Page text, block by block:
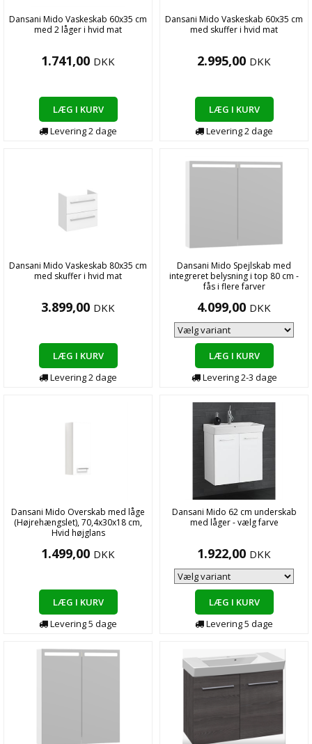
Dansani Mido Vaskeskab 60x35 cm
med 2 låger i hvid mat
1.741,00 DKK
LÆG I KURV
Levering2dage
Dansani Mido Vaskeskab 60x35 cm
med skuffer i hvid mat
2.995,00 DKK
LÆG I KURV
Levering2dage
Dansani Mido Vaskeskab 80x35 cm
med skuffer i hvid mat
3.899,00 DKK
LÆG I KURV
Levering2dage
Dansani Mido Spejlskab med
integreret belysning i top 80 cm -
fås i flere farver
4.099,00 DKK
LÆG I KURV
Levering2-3 dage
Dansani Mido Overskab med låge
(Højrehængslet), 70,4x30x18 cm,
Hvid højglans
1.499,00 DKK
LÆG I KURV
Levering5 dage
Dansani Mido 62 cm underskab
med låger - vælg farve
1.922,00 DKK
LÆG I KURV
Levering5 dage